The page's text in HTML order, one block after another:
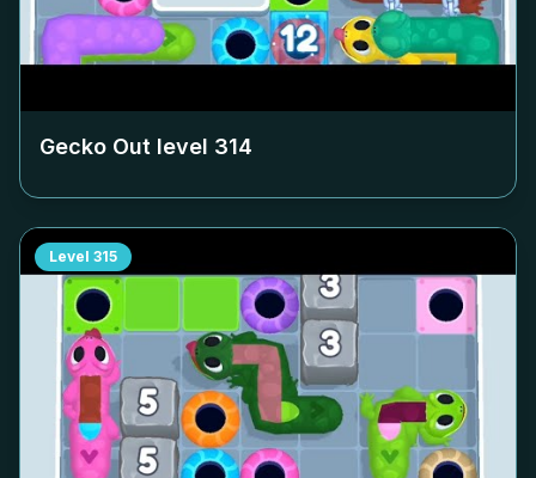
Gecko Out level 314
Level 315